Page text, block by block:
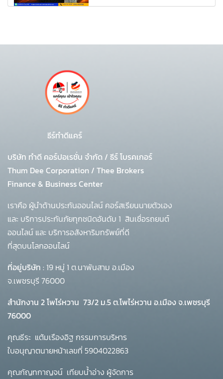
ธีร์ทำดีแคร์
บริษัท ทำดี คอร์ปอเรชั่น จำกัด / ธีร์ โบรคเกอร์
Thum Dee Corporation / Thee Brokers
Finance & Business Center
เราคือ ผู้นำด้านประกันออนไลน์ คอร์สเรียนนายตัวเอง
และ บริการประกันภัยทุกชนิดอันดับ 1 สินเชื่อรถยนต์
ออนไลน์ และ บริการอสังหาริมทรัพย์ที่ดี
ที่สุดบนโลกออนไลน์
ที่อยู่บริษัท : 19 หมู่ 1 ต.นาพันสาม อ.เมือง
จ.เพชรบุรี 76000
สำนักงาน 2 โพโร่หวาน 73/2 ม.5 ต.โพไร่หวาน อ.เมือง จ.เพชรบุรี
76000
คุณธีระ แต้มเรืองอิฐ กรรมการบริหาร
ใบอนุญาตนายหน้าเลขที่ 5904022863
คุณกัญทกาญจน์ เทียบน้ำอ่าง ผู้จัดการ